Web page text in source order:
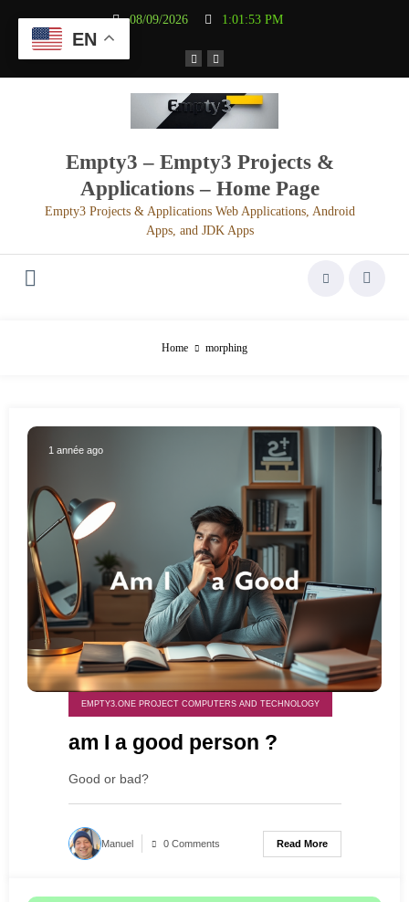
contenu
08/09/2026 1:01:53 PM
Empty3 – Empty3 Projects &
Applications – Home Page
Empty3 Projects & Applications Web Applications, Android
Apps, and JDK Apps
Home morphing
1 année ago
EMPTY3.ONE PROJECT COMPUTERS AND TECHNOLOGY
am I a good person ?
Good or bad?
Manuel 0 Comments Read More
EN